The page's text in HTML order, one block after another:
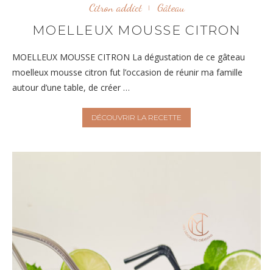
Citron addict Gâteau
MOELLEUX MOUSSE CITRON
MOELLEUX MOUSSE CITRON La dégustation de ce gâteau
moelleux mousse citron fut l’occasion de réunir ma famille
autour d’une table, de créer …
DÉCOUVRIR LA RECETTE